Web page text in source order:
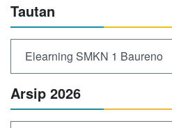
Tautan
Elearning SMKN 1 Baureno
Arsip 2026